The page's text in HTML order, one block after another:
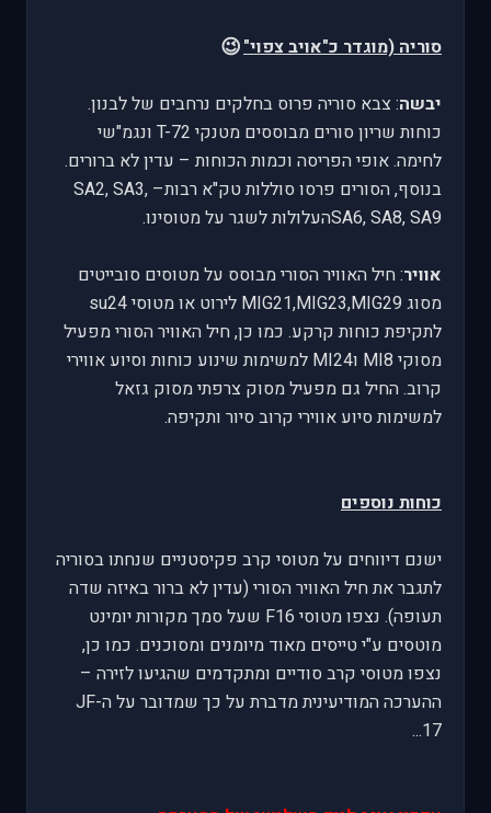
סוריה (מוגדר כ"אויב צפוי"😉
יבשה: צבא סוריה פרוס בחלקים נרחבים של לבנון.
כוחות שריון סורים מבוססים מטנקי T-72 ונגמ"שי
לחימה. אופי הפריסה וכמות הכוחות – עדין לא ברורים.
בנוסף, הסורים פרסו סוללות טק"א רבות– SA2, SA3,
SA6, SA8, SA9העלולות לשגר על מטוסינו.
אוויר: חיל האוויר הסורי מבוסס על מטוסים סובייטים
מסוג MIG21,MIG23,MIG29 לירוט או מטוסי su24
לתקיפת כוחות קרקע. כמו כן, חיל האוויר הסורי מפעיל
מסוקי MI8 וMI24 למשימות שינוע כוחות וסיוע אווירי
קרוב. החיל גם מפעיל מסוק צרפתי מסוק גזאל
למשימות סיוע אווירי קרוב סיור ותקיפה.
כוחות נוספים
ישנם דיווחים על מטוסי קרב פקיסטניים שנחתו בסוריה
לתגבר את חיל האוויר הסורי (עדין לא ברור באיזה שדה
תעופה). נצפו מטוסי F16 שעל סמך מקורות יומינט
מוטסים ע"י טייסים מאוד מיומנים ומסוכנים. כמו כן,
נצפו מטוסי קרב סודיים ומתקדמים שהגיעו לזירה –
ההערכה המודיעינית מדברת על כך שמדובר על הJF-
17...